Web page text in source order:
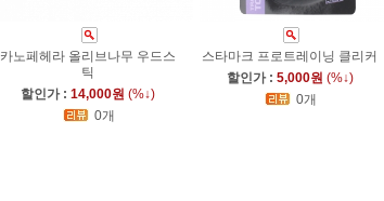
카노페헤라 올리브나무 우드스
틱
할인가 : 14,000원 (%↓)
0개
스타마크 프로트레이닝 클리커
할인가 : 5,000원 (%↓)
0개